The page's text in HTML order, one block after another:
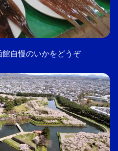
自慢のいかをどうぞ